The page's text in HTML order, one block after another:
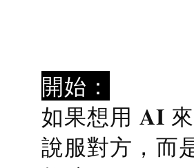
開始：
如果想用 AI
說服對方，而